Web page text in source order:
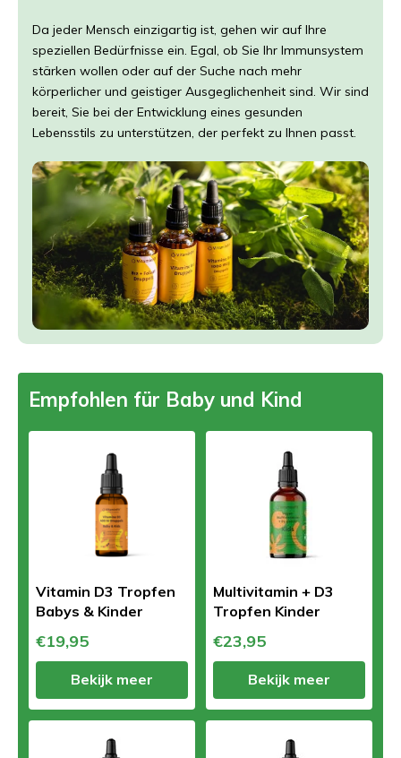
Da jeder Mensch einzigartig ist, gehen wir auf Ihre
speziellen Bedürfnisse ein. Egal, ob Sie Ihr Immunsystem
stärken wollen oder auf der Suche nach mehr
körperlicher und geistiger Ausgeglichenheit sind. Wir sind
bereit, Sie bei der Entwicklung eines gesunden
Lebensstils zu unterstützen, der perfekt zu Ihnen passt.
Empfohlen für Baby und Kind
Vitamin D3 Tropfen
Babys & Kinder
€19,95
Bekijk meer
Multivitamin + D3
Tropfen Kinder
€23,95
Bekijk meer